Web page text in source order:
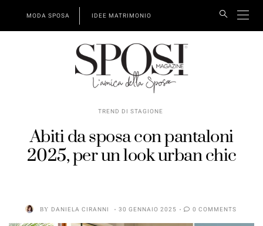
MODA SPOSA IDEE MATRIMONIO
TREND DI STAGIONE
Abiti da sposa con pantaloni
2025, per un look urban chic
BY DANIELA CIRANNI 30 GENNAIO 2025 0 COMMENTS